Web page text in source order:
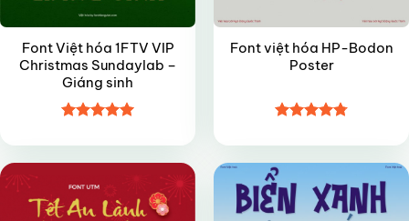
Font Việt hóa 1FTV VIP
Christmas Sundaylab –
Giáng sinh
hạng55
sao
Font việt hóa HP-Bodon
Poster
hạng4.85
sao